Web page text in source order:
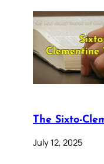
The Sixto-
July 12, 2025